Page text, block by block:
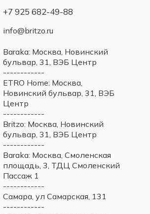
+7 925 682-49-88
info@britzo.ru
Baraka: Москва, Новинский
бульвар, 31, ВЭБ Центр
------------
ETRO Home: Москва,
Новинский бульвар, 31, ВЭБ
Центр
------------
Britzo: Москва, Новинский
бульвар, 31, ВЭБ Центр
------------
Baraka: Москва, Смоленская
площадь, 3, ТДЦ Смоленский
Пассаж 1
------------
Самара, ул Самарская, 131
------------